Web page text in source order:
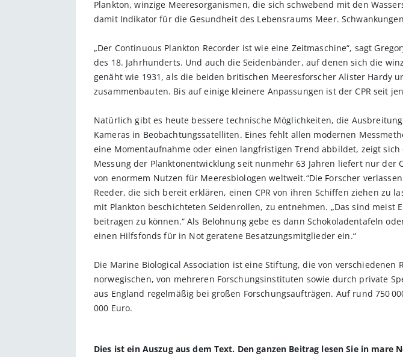
Plankton, winzige Meeresorganismen, die sich schwebend mit den
damit Indikator für die Gesundheit des Lebensraums Meer.
„Der Continuous Plankton Recorder ist wie eine Zeitmaschine“, sagt
des 18. Jahrhunderts. Und auch die Seidenbänder, auf denen sich die
genäht wie 1931, als die beiden britischen Meeresforscher Alister Hardy
zusammenbauten. Bis auf einige kleinere Anpassungen ist der CPR seit
Natürlich gibt es heute bessere technische Möglichkeiten, die
Kameras in Beobachtungssatelliten. Eines fehlt allen modernen
eine Momentaufnahme oder einen langfristigen Trend abbildet, zeigt
Messung der Planktonentwicklung seit nunmehr 63 Jahren liefert nur der
von enormem Nutzen für Meeresbiologen weltweit.“Die Forscher
Reeder, die sich bereit erklären, einen CPR von ihren Schiffen ziehen
mit Plankton beschichteten Seidenrollen, zu entnehmen. „Das sind
beitragen zu können.“ Als Belohnung gebe es dann Schokoladentafeln
einen Hilfsfonds für in Not geratene Besatzungsmitglieder ein.“
Die Marine Biological Association ist eine Stiftung, die von
norwegischen, von mehreren Forschungsinstituten sowie durch private
aus England regelmäßig bei großen Forschungsaufträgen. Auf rund 750
000 Euro.
Dies ist ein Auszug aus dem Text. Den ganzen Beitrag lesen Sie in